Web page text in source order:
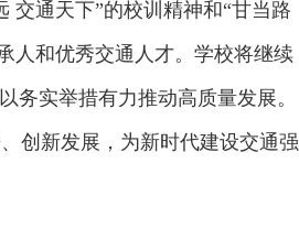
交通天下”的校训精神和“甘当路
人和优秀交通人才。学校将继续
务实举措有力推动高质量发展。
创新发展，为新时代建设交通强